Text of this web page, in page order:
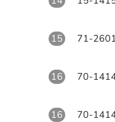
15 71-
16 70-
16 70-